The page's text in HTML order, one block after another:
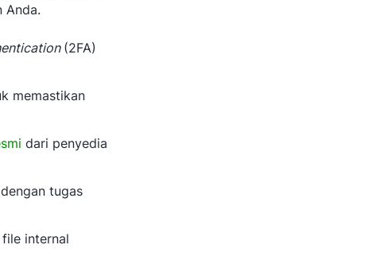
Anda.
(2FA)
memastikan
dari penyedia
tugas
internal